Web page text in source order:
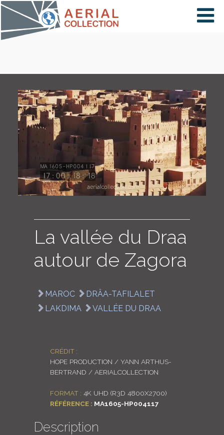
×
PAYS
CARTE
COLLECTIONS
LOGIN
ENGLISH
La vallée du Draa
autour de Zagora
MAROC
DRÂA-TAFILALET
LAKDIMA
VALLÉE DU DRAA
CRÉDIT :
HOPE PRODUCTION / YANN ARTHUS-
BERTRAND / AERIALCOLLECTION
FORMAT : 4K UHD (R3D 4800X2700)
RÉFÉRENCE : MA1605-HP004117
Description